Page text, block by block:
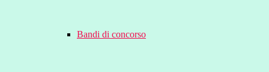
Bandi di concorso